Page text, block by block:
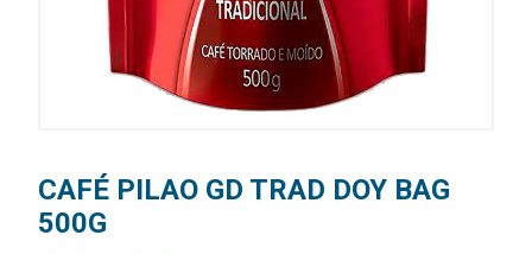
CAFÉ PILAO GD TRAD DOY BAG
500G